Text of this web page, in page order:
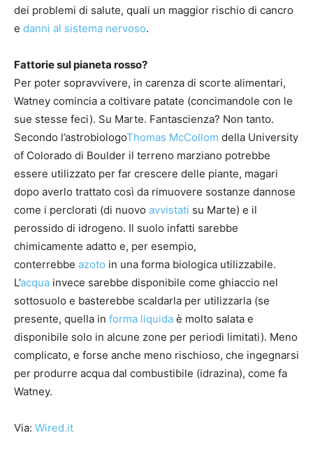
dei problemi di salute, quali un maggior rischio di cancro
e danni al sistema nervoso.
Fattorie sul pianeta rosso?
Per poter sopravvivere, in carenza di scorte alimentari,
Watney comincia a coltivare patate (concimandole con le
sue stesse feci). Su Marte. Fantascienza? Non tanto.
Secondo l’astrobiologoThomas McCollom della University
of Colorado di Boulder il terreno marziano potrebbe
essere utilizzato per far crescere delle piante, magari
dopo averlo trattato così da rimuovere sostanze dannose
come i perclorati (di nuovo avvistati su Marte) e il
perossido di idrogeno. Il suolo infatti sarebbe
chimicamente adatto e, per esempio,
conterrebbe azoto in una forma biologica utilizzabile.
L’acqua invece sarebbe disponibile come ghiaccio nel
sottosuolo e basterebbe scaldarla per utilizzarla (se
presente, quella in forma liquida è molto salata e
disponibile solo in alcune zone per periodi limitati). Meno
complicato, e forse anche meno rischioso, che ingegnarsi
per produrre acqua dal combustibile (idrazina), come fa
Watney.
Via: Wired.it